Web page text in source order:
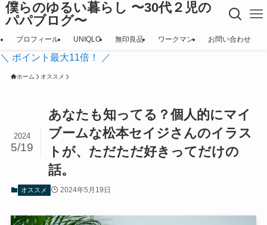
僕らのゆるい暮らし 〜30代２児の
パパブログ〜
プロフィール UNIQLO 無印良品 ワークマン お問い合わせ
＼ ポイント最大11倍！ ／
ホーム オススメ
あなたも知ってる？個人的にマイ
ブームな松本セイジさんのイラス
トが、ただただ好きってだけの
話。
2024
5/19
オススメ 2024年5月19日